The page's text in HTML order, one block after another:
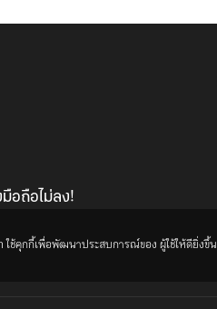
อถือไม่ลง!
ช้คุกกี้เพื่อพัฒนาประสบการณ์ของ ผู้ใช้ให้ดียิ่งขึ้น